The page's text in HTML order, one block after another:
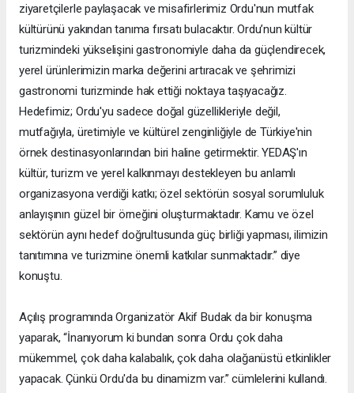
ziyaretçilerle paylaşacak ve misafirlerimiz Ordu'nun mutfak
kültürünü yakından tanıma fırsatı bulacaktır. Ordu’nun kültür
turizmindeki yükselişini gastronomiyle daha da güçlendirecek,
yerel ürünlerimizin marka değerini artıracak ve şehrimizi
gastronomi turizminde hak ettiği noktaya taşıyacağız.
Hedefimiz; Ordu'yu sadece doğal güzellikleriyle değil,
mutfağıyla, üretimiyle ve kültürel zenginliğiyle de Türkiye'nin
örnek destinasyonlarından biri haline getirmektir. YEDAŞ'ın
kültür, turizm ve yerel kalkınmayı destekleyen bu anlamlı
organizasyona verdiği katkı; özel sektörün sosyal sorumluluk
anlayışının güzel bir örneğini oluşturmaktadır. Kamu ve özel
sektörün aynı hedef doğrultusunda güç birliği yapması, ilimizin
tanıtımına ve turizmine önemli katkılar sunmaktadır.” diye
konuştu.
Açılış programında Organizatör Akif Budak da bir konuşma
yaparak, “İnanıyorum ki bundan sonra Ordu çok daha
mükemmel, çok daha kalabalık, çok daha olağanüstü etkinlikler
yapacak. Çünkü Ordu'da bu dinamizm var.” cümlelerini kullandı.